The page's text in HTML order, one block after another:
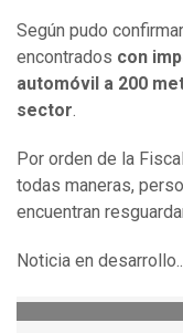
Según pudo confirmar
encontrados con
automóvil a 200
sector.
Por orden de la
todas maneras,
encuentran
Noticia en